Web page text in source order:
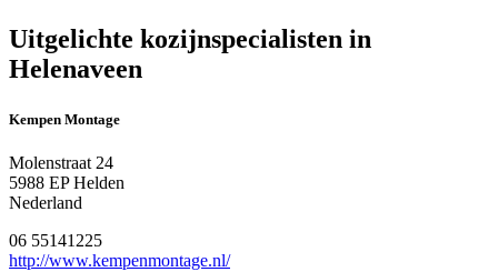
Uitgelichte kozijnspecialisten in
Helenaveen
Kempen Montage
Molenstraat 24
5988 EP Helden
Nederland
06 55141225
http://www.kempenmontage.nl/